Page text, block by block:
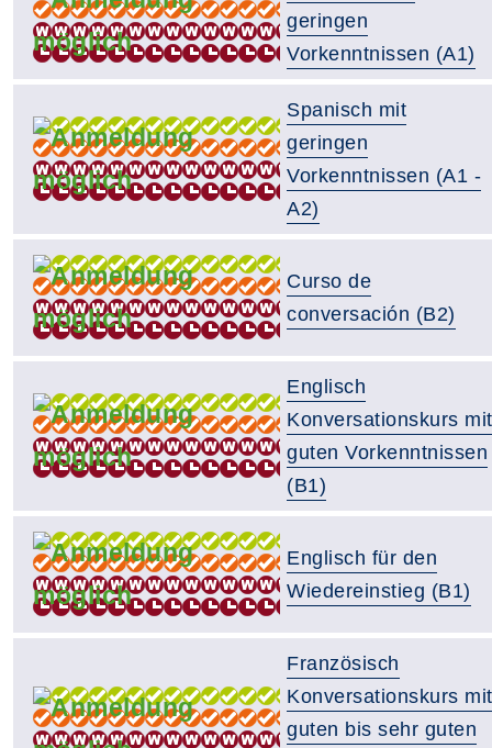
geringen
Vorkenntnissen (A1)
Spanisch mit
geringen
Vorkenntnissen (A1 -
A2)
Curso de
conversación (B2)
Englisch
Konversationskurs mit
guten Vorkenntnissen
(B1)
Englisch für den
Wiedereinstieg (B1)
Französisch
Konversationskurs mit
guten bis sehr guten